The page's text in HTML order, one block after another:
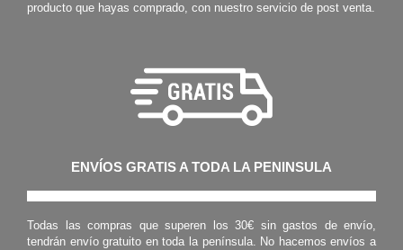
producto que hayas comprado, con nuestro servicio de post venta.
ENVÍOS GRATIS A TODA LA PENINSULA
Todas las compras que superen los 30€ sin gastos de envío,
tendrán envío gratuito en toda la península. No hacemos envíos a